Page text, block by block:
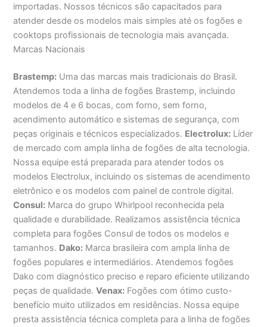
importadas. Nossos técnicos são capacitados para
atender desde os modelos mais simples até os fogões e
cooktops profissionais de tecnologia mais avançada.
Marcas Nacionais
Brastemp: Uma das marcas mais tradicionais do Brasil.
Atendemos toda a linha de fogões Brastemp, incluindo
modelos de 4 e 6 bocas, com forno, sem forno,
acendimento automático e sistemas de segurança, com
peças originais e técnicos especializados. Electrolux: Líder
de mercado com ampla linha de fogões de alta tecnologia.
Nossa equipe está preparada para atender todos os
modelos Electrolux, incluindo os sistemas de acendimento
eletrônico e os modelos com painel de controle digital.
Consul: Marca do grupo Whirlpool reconhecida pela
qualidade e durabilidade. Realizamos assistência técnica
completa para fogões Consul de todos os modelos e
tamanhos. Dako: Marca brasileira com ampla linha de
fogões populares e intermediários. Atendemos fogões
Dako com diagnóstico preciso e reparo eficiente utilizando
peças de qualidade.Venax: Fogões com ótimo custo-
benefício muito utilizados em residências. Nossa equipe
presta assistência técnica completa para a linha de fogões